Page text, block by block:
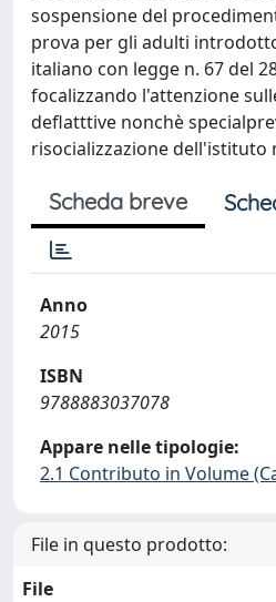
sospensione del
prova per gli adulti
italiano con legge n. 67 del
focalizzando l'attenzione
deflatttive nonchè
risocializzazione dell'istituto
Scheda breve
Anno
2015
ISBN
9788883037078
Appare nelle tipologie:
2.1 Contributo in Volume
File in questo prodotto:
File